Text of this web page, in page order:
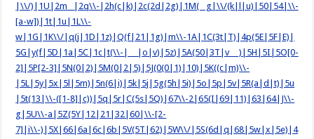
|\\/)|1U|2m |2q\\-|2h(c|k)|2c(2d|2g)|1M( g|\\/(k|l|u)|50|54|\\-
[a-w])|1t|1u|1L\\-
w|1G|1K\\/|q(j|1D|1z)|Q(f|21|1g)|m\\-1A|1C(3t|T)|4p(5E|5F|E)|
5G|y(f|5D|1a|5C|1c|t(\\-| |o|v)|5z)|5A(50|3T|v )|5H|5I|5O[0-
2]|5P[2-3]|5N(0|2)|5M(0|2|5)|5J(0(0|1)|10)|5K((c|m)\\-
|5L|5y|5x|5l|5m)|5n(6|i)|5k|5j|5g(5h|5i)|5o|5p|5v|5R(a|d|t)|5u
|5t(13|\\-([1-8]|c))|5q|5r|C(5s|5Q)|67\\-2|65(I|69|11)|63|64|J\\-
g|5U\\-a|5Z(5Y|12|21|32|60|\\-[2-
7]|i\\-)|5X|66|6a|6c|6b|5V(5T|62)|5W\\/|5S(6d|q|68|5w|x|5e)|4